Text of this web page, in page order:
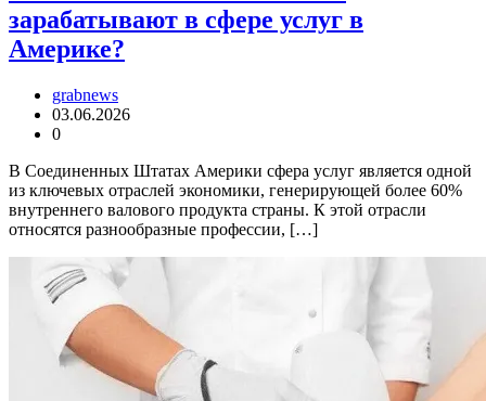
зарабатывают в сфере услуг в
Америке?
grabnews
03.06.2026
0
В Соединенных Штатах Америки сфера услуг является одной
из ключевых отраслей экономики, генерирующей более 60%
внутреннего валового продукта страны. К этой отрасли
относятся разнообразные профессии, […]